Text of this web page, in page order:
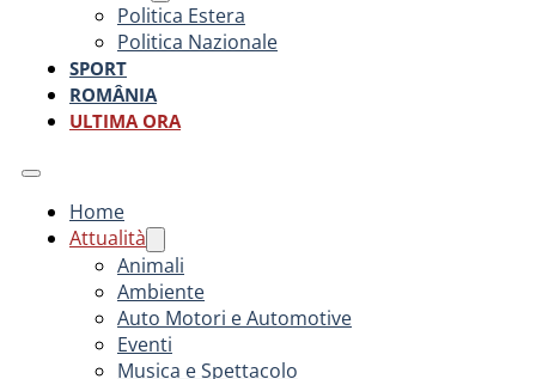
Politica Estera
Politica Nazionale
SPORT
ROMÂNIA
ULTIMA ORA
Home
Attualità
Animali
Ambiente
Auto Motori e Automotive
Eventi
Musica e Spettacolo